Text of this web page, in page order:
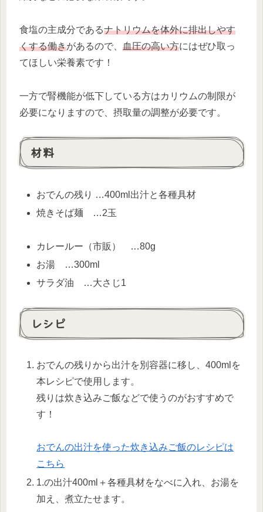
食塩の主成分であるナトリウムを体外に排出しやす
くする働きがあるので、 血圧の高い方にはぜひ取っ
てほしい栄養素です！
一方で腎機能が低下している方はカリウムの制限が
必要になりますので、摂取量の調整が必要です。
材料
おでんの残り …400ml出汁と各種具材
焼きそば麺 …2玉
カレールー（市販） …80g
お湯 …300ml
サラダ油 …大さじ1
レシピ
おでんの残りから出汁を別容器に移し、400mlを
本レシピで使用します。
残りは炊き込みご飯などで使うのがおすすめで
す！
おでんの出汁を使った炊き込みご飯のレシピは
こちら
1.の出汁400ml＋各種具材をなべに入れ、お湯を
加え、煮立たせます。